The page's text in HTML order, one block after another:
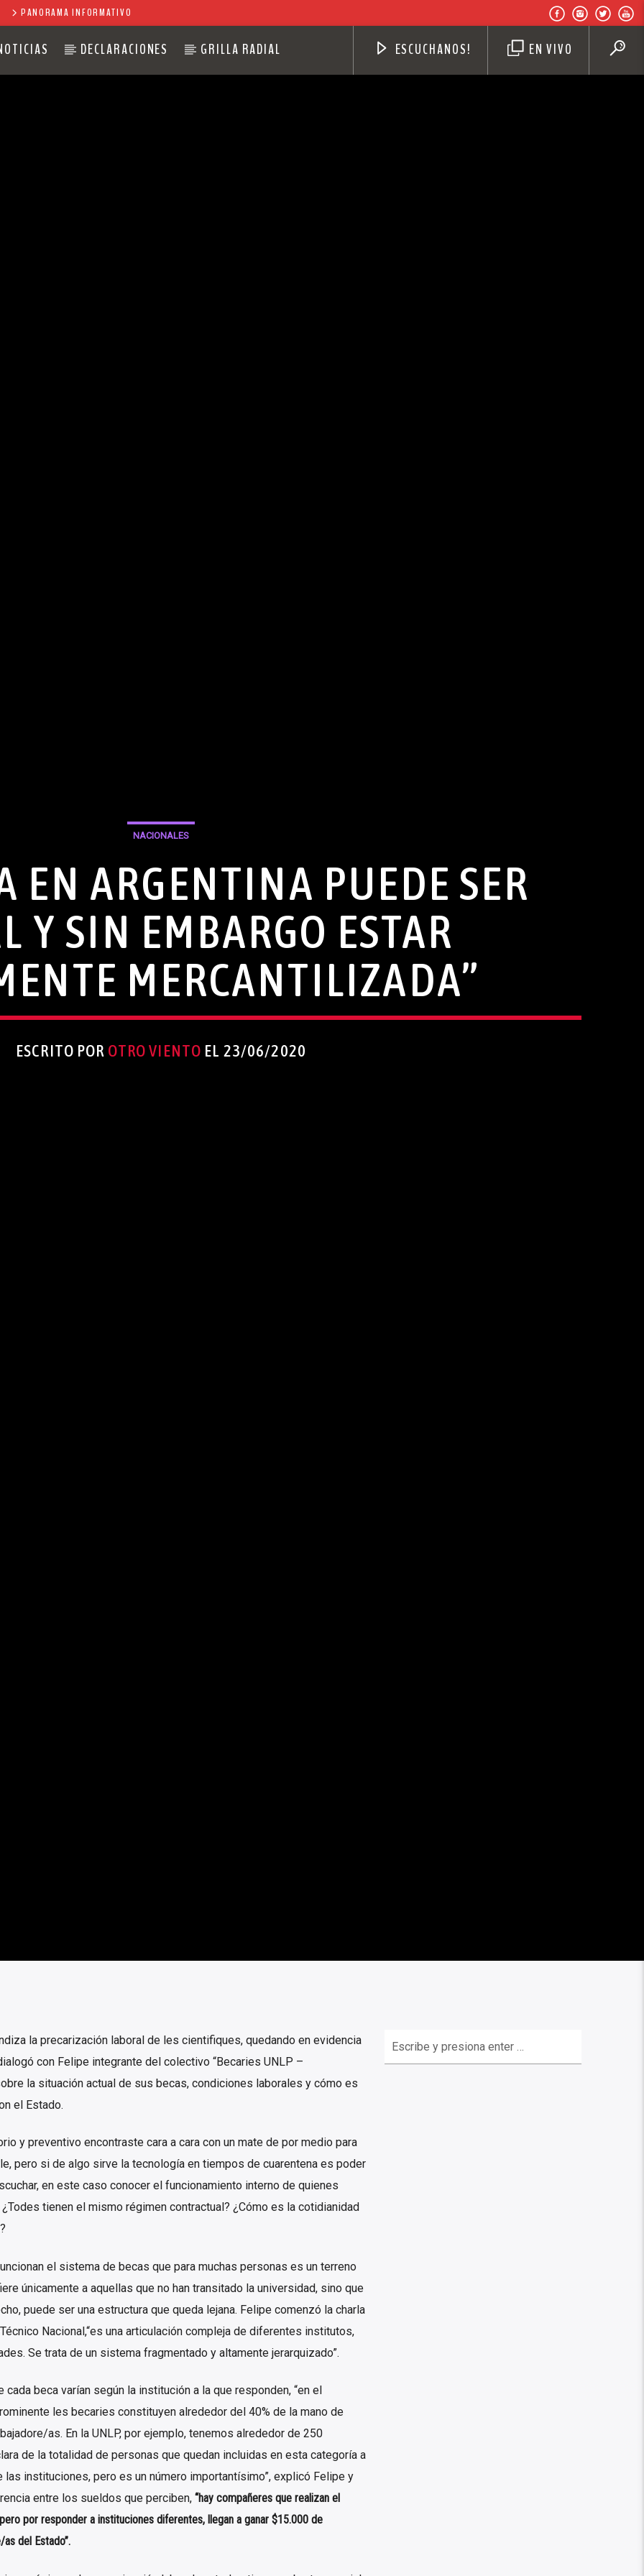
PANORAMA INFORMATIVO
DECLARACIONES GRILLA RADIAL EN VIVO
ESCUCHANOS!
NACIONALES
EN ARGENTINA PUEDE SER
Y SIN EMBARGO ESTAR
MERCANTILIZADA”
ESCRITO POR OTRO VIENTO EL 23/06/2020
la precarización laboral de les cientifiques, quedando en evidencia
con Felipe integrante del colectivo “Becaries UNLP –
la situación actual de sus becas, condiciones laborales y cómo es
el Estado.
y preventivo encontraste cara a cara con un mate de por medio para
pero si de algo sirve la tecnología en tiempos de cuarentena es poder
en este caso conocer el funcionamiento interno de quienes
tienen el mismo régimen contractual? ¿Cómo es la cotidianidad
el sistema de becas que para muchas personas es un terreno
únicamente a aquellas que no han transitado la universidad, sino que
puede ser una estructura que queda lejana. Felipe comenzó la charla
Nacional,“es una articulación compleja de diferentes institutos,
Se trata de un sistema fragmentado y altamente jerarquizado”.
beca varían según la institución a la que responden, “en el
les becaries constituyen alrededor del 40% de la mano de
as. En la UNLP, por ejemplo, tenemos alrededor de 250
de la totalidad de personas que quedan incluidas en esta categoría a
las instituciones, pero es un número importantísimo”, explicó Felipe y
entre los sueldos que perciben, “hay compañeres que realizan el
por responder a instituciones diferentes, llegan a ganar $15.000 de
del Estado”.